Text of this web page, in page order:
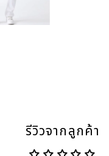
รีวิวจากลูกค้า